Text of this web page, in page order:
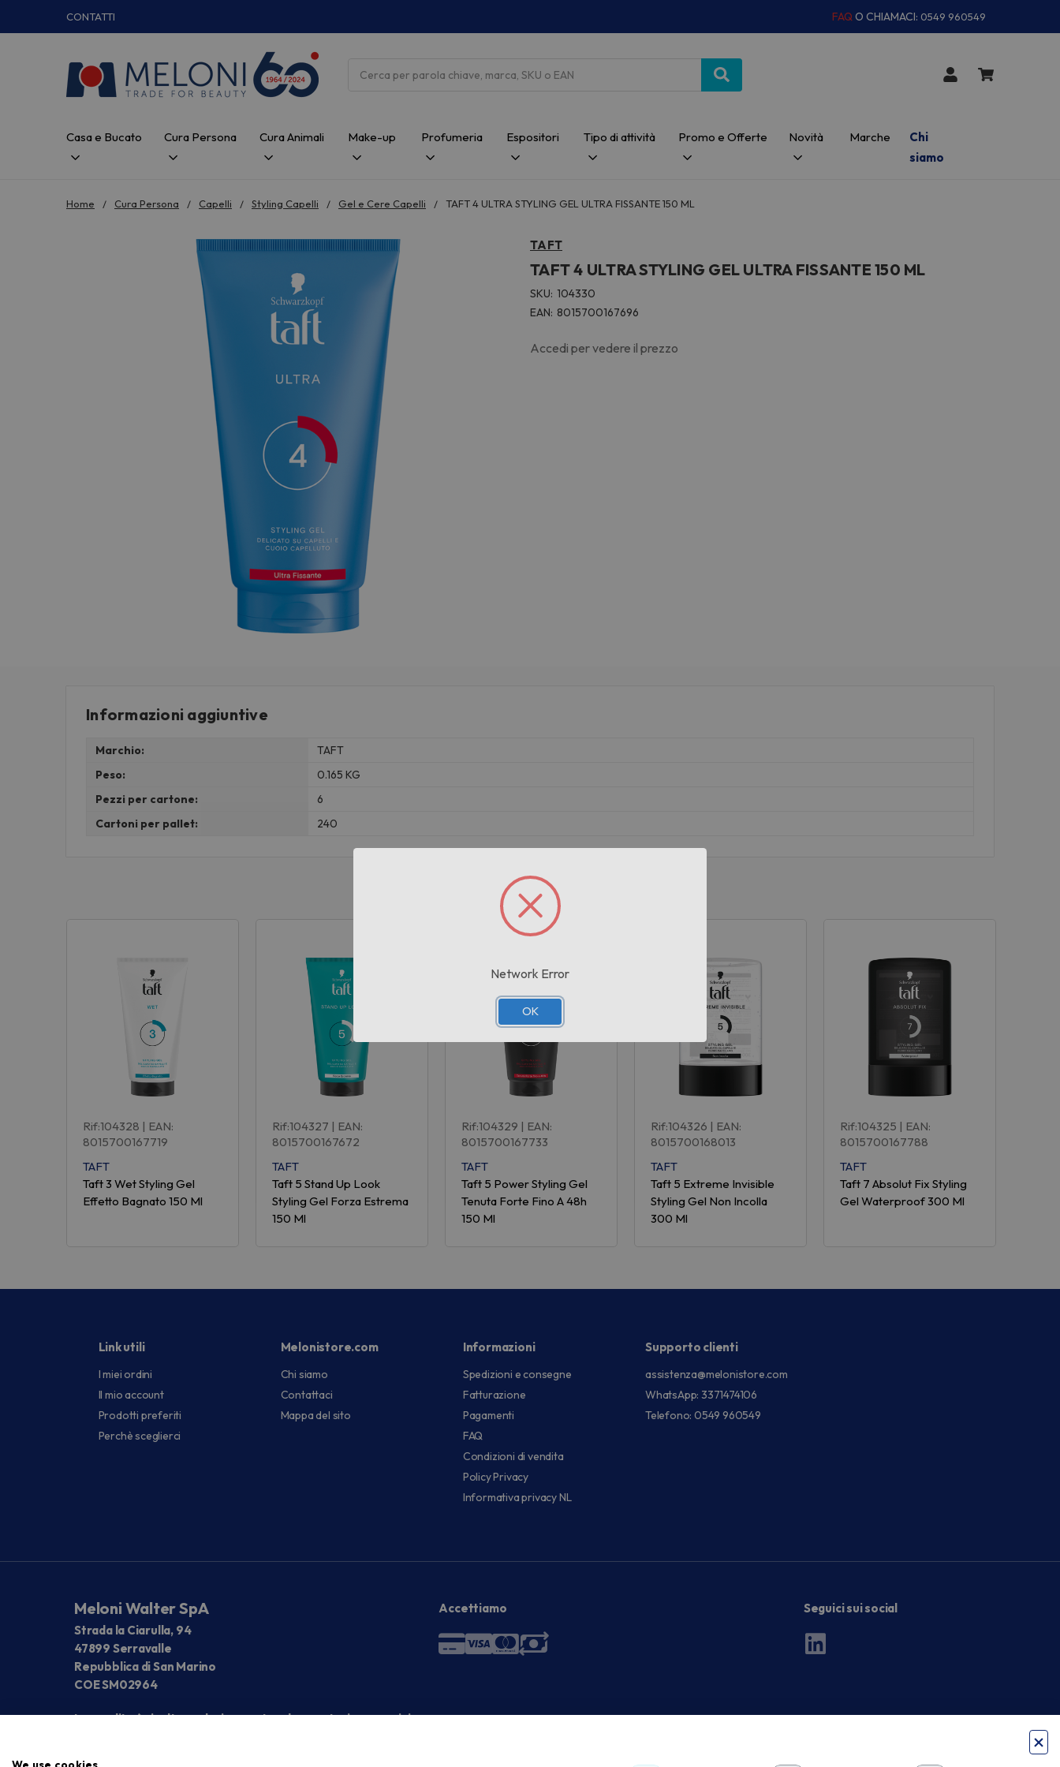
CONTATTI FAQ O CHIAMACI: 0549 960549
Casa e Bucato Cura Persona Cura Animali Make-up Profumeria Espositori Tipo di attività Promo e Offerte Novità Marche
Chi
siamo
Home Cura Persona Capelli Styling Capelli Gel e Cere Capelli TAFT 4 ULTRA STYLING GEL ULTRA FISSANTE 150 ML
TAFT
TAFT 4 ULTRA STYLING GEL ULTRA FISSANTE 150 ML
SKU: 104330
EAN: 8015700167696
Accedi per vedere il prezzo
Informazioni aggiuntive
Marchio:
TAFT
Peso:
0.165 KG
Pezzi per cartone:
6
Cartoni per pallet:
240
Prodotti correlati
Rif:104328 | EAN:
8015700167719
TAFT
Taft 3 Wet Styling Gel
Effetto Bagnato 150 Ml
Rif:104327 | EAN:
8015700167672
TAFT
Taft 5 Stand Up Look
Styling Gel Forza Estrema
150 Ml
Rif:104329 | EAN:
8015700167733
TAFT
Taft 5 Power Styling Gel
Tenuta Forte Fino A 48h
150 Ml
Rif:104326 | EAN:
8015700168013
TAFT
Taft 5 Extreme Invisible
Styling Gel Non Incolla
300 Ml
Rif:104325 | EAN:
8015700167788
TAFT
Taft 7 Absolut Fix Styling
Gel Waterproof 300 Ml
Link utili
I miei ordini
Il mio account
Prodotti preferiti
Perchè sceglierci
Melonistore.com
Chi siamo
Contattaci
Mappa del sito
Informazioni
Spedizioni e consegne
Fatturazione
Pagamenti
FAQ
Condizioni di vendita
Policy Privacy
Informativa privacy NL
Supporto clienti
assistenza@melonistore.com
WhatsApp: 3371474106
Telefono: 0549 960549
Meloni Walter SpA
Strada la Ciarulla, 94
47899 Serravalle
Repubblica di San Marino
COE SM02964
La vendita è rivolta esclusivamente ad operatori economici
Accettiamo Seguici sui social
Network Error
OK